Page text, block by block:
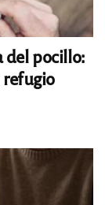
del pocillo:
refugio